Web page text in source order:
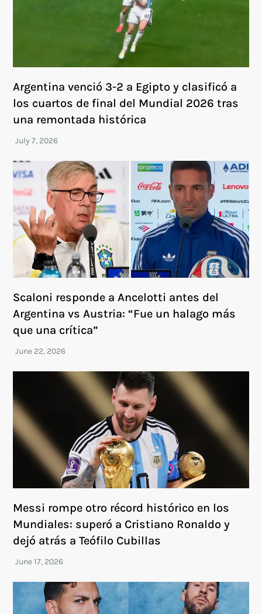
Argentina venció 3-2 a Egipto y clasificó a
los cuartos de final del Mundial 2026 tras
una remontada histórica
Scaloni responde a Ancelotti antes del
Argentina vs Austria: “Fue un halago más
que una crítica”
Messi rompe otro récord histórico en los
Mundiales: superó a Cristiano Ronaldo y
dejó atrás a Teófilo Cubillas